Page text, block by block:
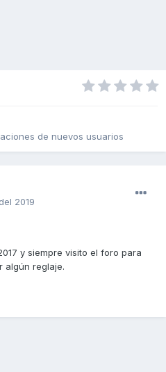
de nuevos usuarios
2019
y siempre visito el foro para
algún reglaje.